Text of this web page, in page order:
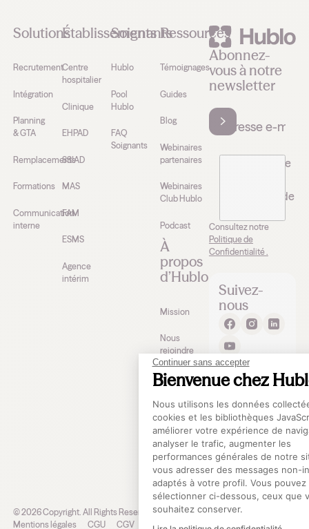
Continuer sans accepter
Bienvenue chez
Plateforme de
Nous utilisons les données
cookies et les bibliothèques
améliorer votre expérience de
analyser le trafic, augmenter les
performances générales de notre
vous adresser des messages non-
adaptés à votre profil. Vous pouvez
sélectionner ci-dessous, ceux que
souhaitez conserver.
Axeptio
Solutions
Recrutement
Intégration
Planning
& GTA
Remplacements
Formations
Communication
interne
Établissements
Centre
hospitalier
Clinique
EHPAD
SSIAD
MAS
FAM
ESMS
Agence
intérim
Soignants
Hublo
Pool
Hublo
FAQ
Soignants
Ressources
Témoignages
Guides
Blog
Webinaires
partenaires
Webinaires
Club Hublo
Podcast
À
propos
d’Hublo
Mission
Nous
rejoindre
Presse
Nous
contacter
Abonnez-
vous à notre
newsletter
J’accepte de
newsletter de
Consultez notre
Politique de
Confidentialité .
Suivez-
nous
©2026Copyright. All Rights Reserved.
Mentions légales
CGU CGV Politique de protection des données